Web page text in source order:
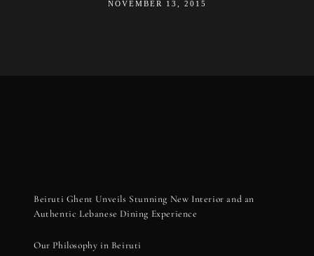
NOVEMBER 13, 2015
Beiruti Ghent Unveils Stunning New Interior and an
Authentic Lebanese Dining Experience
Our Philosophy in Beiruti